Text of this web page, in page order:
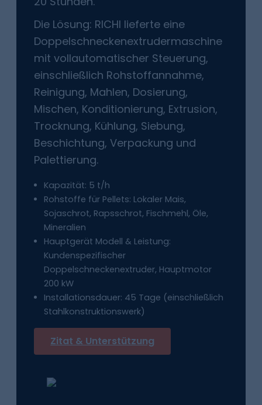
Die Lösung: RICHI lieferte eine
Doppelschneckenextrudermaschine
mit vollautomatischer Steuerung,
einschließlich Rohstoffannahme,
Reinigung, Mahlen, Dosierung,
Mischen, Konditionierung, Extrusion,
Trocknung, Kühlung, Siebung,
Beschichtung, Verpackung und
Palettierung.
Kapazität: 5 t/h
Rohstoffe für Pellets: Lokaler Mais,
Sojaschrot, Rapsschrot, Fischmehl, Öle,
Mineralien
Hauptgerät Modell & Leistung:
Kundenspezifischer
Doppelschneckenextruder, Hauptmotor
200 kW
Installationsdauer: 45 Tage (einschließlich
Stahlkonstruktionswerk)
Zitat & Unterstützung